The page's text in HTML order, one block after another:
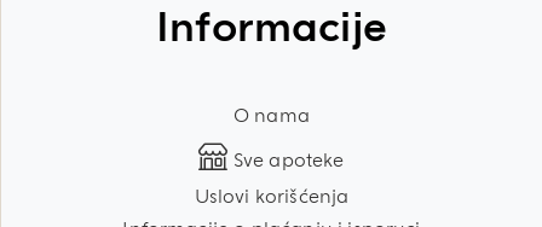
Informacije
O nama
Sve apoteke
Uslovi korišćenja